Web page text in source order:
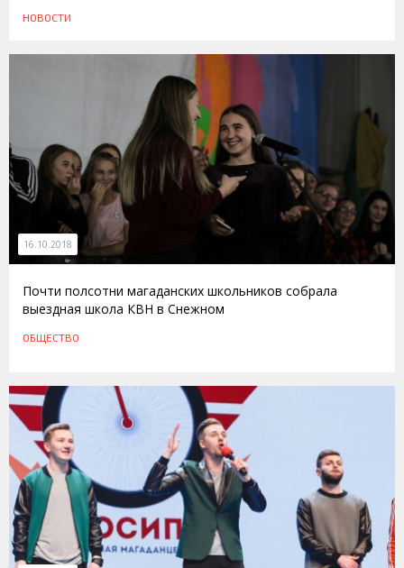
НОВОСТИ
16.10.2018
Почти полсотни магаданских школьников собрала
выездная школа КВН в Снежном
ОБЩЕСТВО